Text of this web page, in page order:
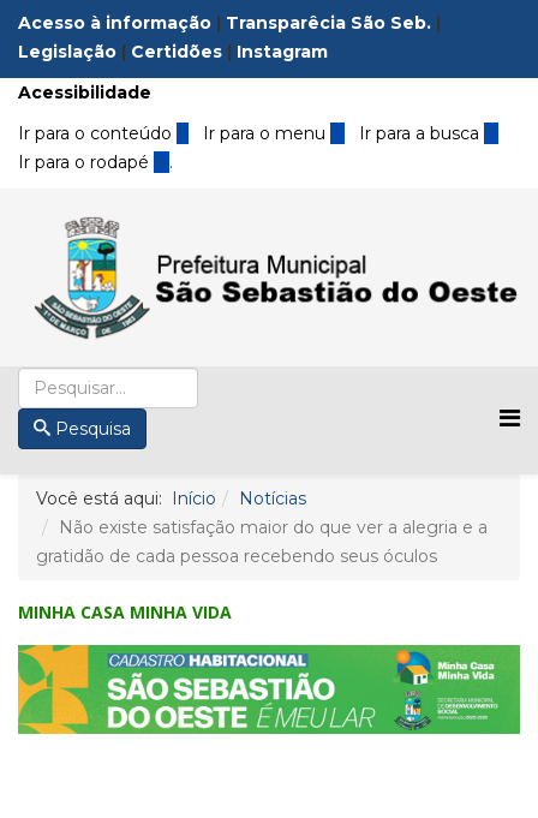
Acesso à informação | Transparêcia São Seb. |
Legislação | Certidões | Instagram
Acessibilidade
Ir para o conteúdo 1 Ir para o menu 2 Ir para a busca3
Ir para o rodapé 4 .
Pesquisa
Você está aqui: Início
Notícias
Não existe satisfação maior do que ver a alegria e a
gratidão de cada pessoa recebendo seus óculos
MINHA CASA MINHA VIDA